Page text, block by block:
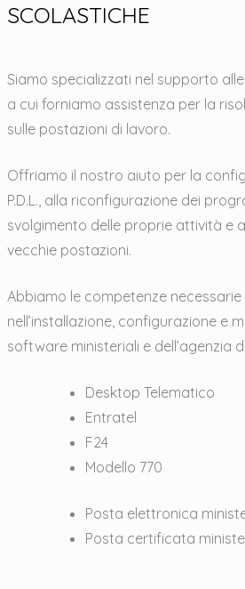
SCOLASTICHE
Siamo specializzati nel supporto
a cui forniamo assistenza per la
sulle postazioni di lavoro.
Offriamo il nostro aiuto per la
P.D.L., alla riconfigurazione dei
svolgimento delle proprie attività e
vecchie postazioni.
Abbiamo le competenze
nell’installazione, configurazione e
software ministeriali e dell’agenzia
Desktop Telematico
Entratel
F24
Modello 770
Posta elettronica
Posta certificata